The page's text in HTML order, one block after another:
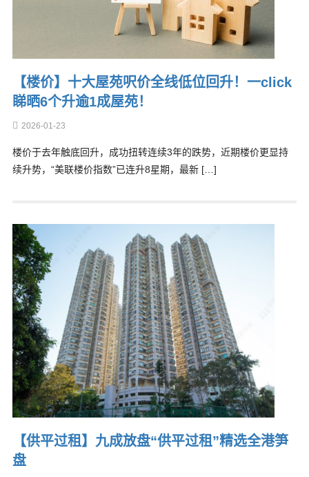
【楼价】十大屋苑呎价全线低位回升！一click
睇晒6个升逾1成屋苑！
2026-01-23
楼价于去年触底回升，成功扭转连续3年的跌势，近期楼价更显持
续升势，“美联楼价指数”已连升8星期，最新 […]
【供平过租】九成放盘“供平过租”精选全港笋
盘